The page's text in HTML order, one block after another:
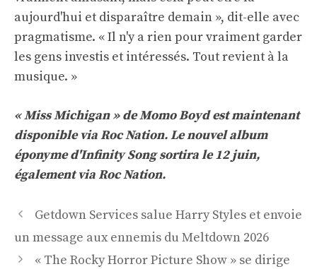
aujourd'hui et disparaître demain », dit-elle avec
pragmatisme. « Il n'y a rien pour vraiment garder
les gens investis et intéressés. Tout revient à la
musique. »
« Miss Michigan » de Momo Boyd est maintenant
disponible via Roc Nation. Le nouvel album
éponyme d'Infinity Song sortira le 12 juin,
également via Roc Nation.
Navigation
des
articles
Getdown Services salue Harry Styles et envoie
un message aux ennemis du Meltdown 2026
« The Rocky Horror Picture Show » se dirige